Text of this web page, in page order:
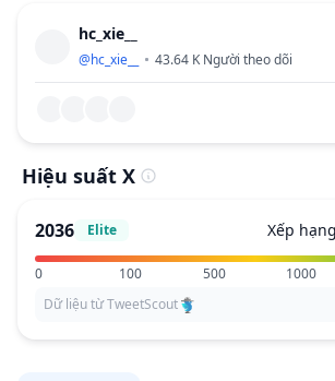
hc_xie__
@hc_xie__ 43.64 K Người theo dõi
Hiệu suất X
2036 Elite Xếp
0 100 500 1000
Dữ liệu từ TweetScout